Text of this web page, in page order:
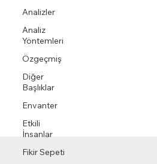
Analizler
Analiz
Yöntemleri
Özgeçmiş
Diğer
Başlıklar
Envanter
Etkili
İnsanlar
Fikir Sepeti